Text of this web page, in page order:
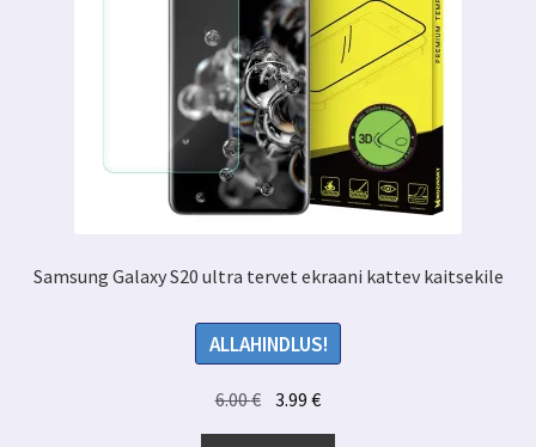
Samsung Galaxy S20 ultra tervet ekraani kattev kaitsekile
ALLAHINDLUS!
6.00€ Algne
hind
3.99€Praegune
hind